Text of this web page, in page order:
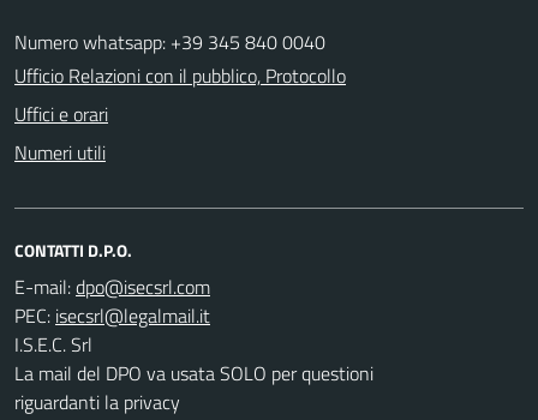
Numero whatsapp: +39 345 840 0040
Ufficio Relazioni con il pubblico, Protocollo
Uffici e orari
Numeri utili
CONTATTI D.P.O.
E-mail:
PEC:
I.S.E.C. Srl
La mail del DPO va usata SOLO per questioni
riguardanti la privacy